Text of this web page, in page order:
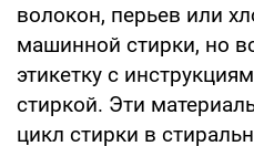
волокон, перьев или
машинной стирки, но
этикетку с
стиркой. Эти
цикл стирки в